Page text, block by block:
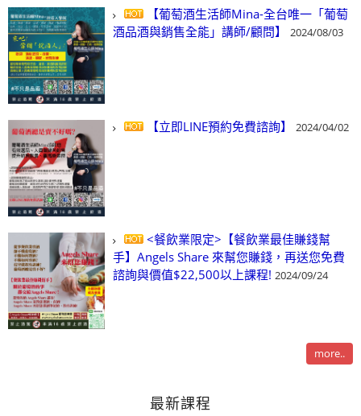
【葡萄酒生活師Mina-全台唯一「葡萄
酒品酒與銷售全能」講師/顧問】
2024/08/03
【立即LINE預約免費諮詢】 2024/04/02
<餐飲業限定>【餐飲業最佳賺錢幫
手】Angels Share 來幫您賺錢，再送您免費
諮詢與價值$22,500以上課程! 2024/09/24
more..
最新課程